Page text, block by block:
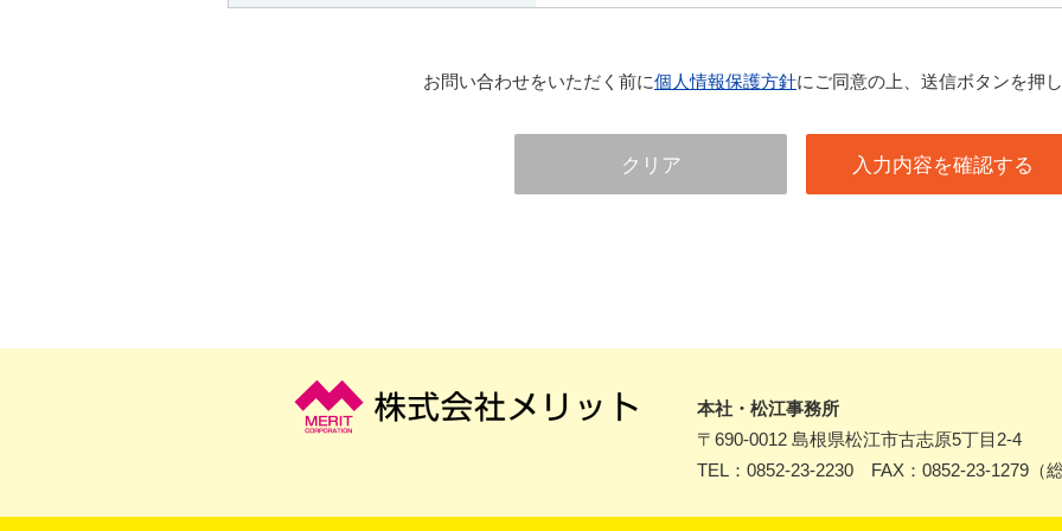
お問い合わせをいただく前に個人情報保護方針にご同意の上、送信ボタンを押し
本社・松江事務所
〒690-0012 島根県松江市古志原5丁目2-4
TEL：0852-23-2230 FAX：0852-23-1279 （